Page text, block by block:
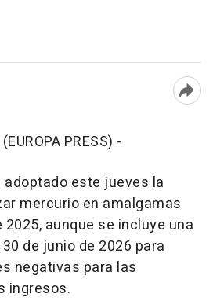
PRESS) -
este jueves la
mercurio en amalgamas
aunque se incluye una
de junio de 2026 para
negativas para las
ingresos.